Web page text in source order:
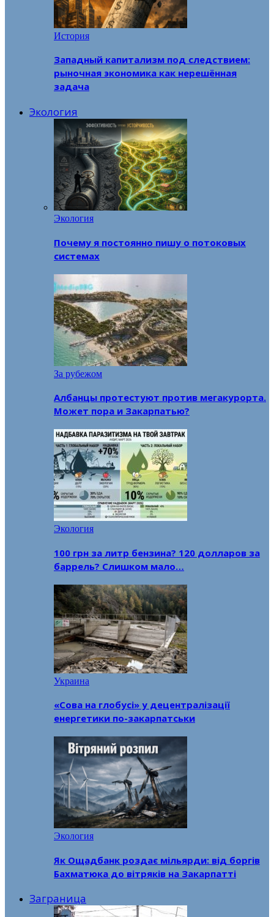
История
Западный капитализм под следствием:
рыночная экономика как нерешённая
задача
Экология
Экология
Почему я постоянно пишу о потоковых
системах
За рубежом
Албанцы протестуют против мегакурорта.
Может пора и Закарпатью?
Экология
100 грн за литр бензина? 120 долларов за
баррель? Слишком мало…
Украина
«Сова на глобусі» у децентралізації
енергетики по-закарпатськи
Экология
Як Ощадбанк роздає мільярди: від боргів
Бахматюка до вітряків на Закарпатті
Заграница